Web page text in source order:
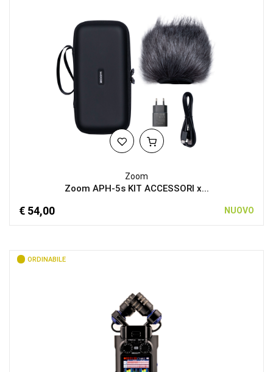
Zoom
Zoom APH-5s KIT ACCESSORI x...
€ 54,00 NUOVO
ORDINABILE